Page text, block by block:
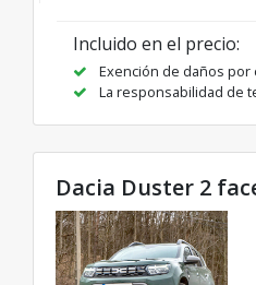
Incluido en el precio:
Exención de daños por
La responsabilidad de
Dacia Duster 2